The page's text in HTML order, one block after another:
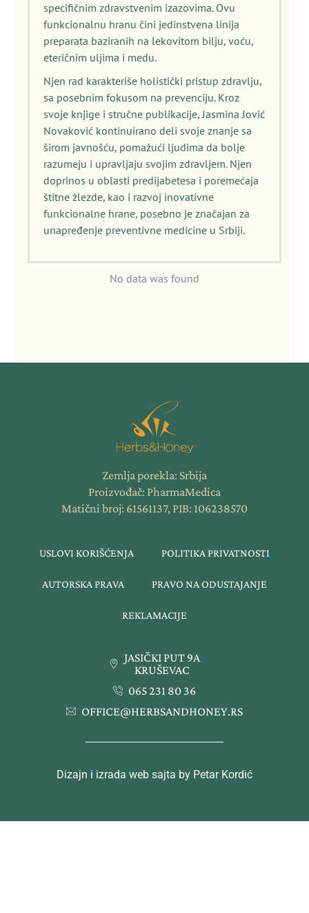
specifičnim zdravstvenim izazovima. Ovu
funkcionalnu hranu čini jedinstvena linija
preparata baziranih na lekovitom bilju, voću,
eteričnim uljima i medu.
Njen rad karakteriše holistički pristup zdravlju,
sa posebnim fokusom na prevenciju. Kroz
svoje knjige i stručne publikacije, Jasmina Jović
Novaković kontinuirano deli svoje znanje sa
širom javnošću, pomažući ljudima da bolje
razumeju i upravljaju svojim zdravljem. Njen
doprinos u oblasti predijabetesa i poremećaja
štitne žlezde, kao i razvoj inovativne
funkcionalne hrane, posebno je značajan za
unapređenje preventivne medicine u Srbiji.
No data was found
Zemlja porekla: Srbija
Proizvođač: PharmaMedica
Matični broj: 61561137, PIB: 106238570
USLOVI KORIŠĆENJA POLITIKA PRIVATNOSTI
AUTORSKA PRAVA PRAVO NA ODUSTAJANJE
REKLAMACIJE
JASIČKI PUT 9A
KRUŠEVAC
065 231 80 36
OFFICE@HERBSANDHONEY.RS
Dizajn i izrada web sajta by Petar Kordić